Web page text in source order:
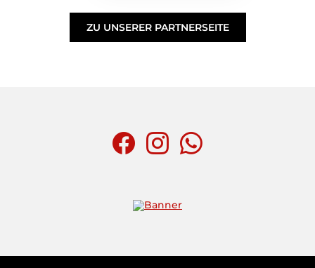
ZU UNSERER PARTNERSEITE